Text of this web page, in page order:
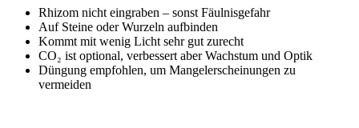
Rhizom nicht eingraben – sonst Fäulnisgefahr
Auf Steine oder Wurzeln aufbinden
Kommt mit wenig Licht sehr gut zurecht
CO₂ ist optional, verbessert aber Wachstum und Optik
Düngung empfohlen, um Mangelerscheinungen zu
vermeiden